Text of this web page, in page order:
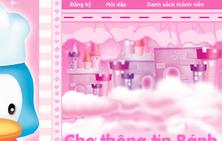
Đăng ký Hỏi đáp Danh sách thành viên